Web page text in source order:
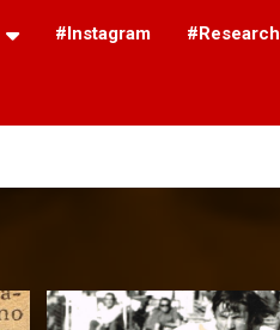
#Instagram #Research